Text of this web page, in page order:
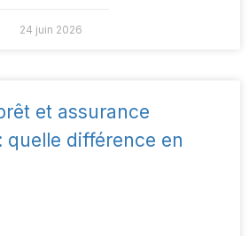
24 juin 2026
et assurance
quelle différence en